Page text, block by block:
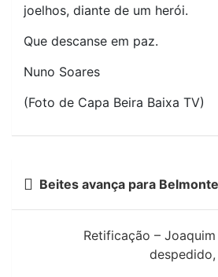
joelhos, diante de um herói.
Que descanse em paz.
Nuno Soares
(Foto de Capa Beira Baixa TV)
Navegação
de
artigos
Beites avança para Belmonte
Retificação –